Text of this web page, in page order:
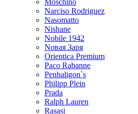
Narciso Rodriguez
Nasomatto
Nishane
Nobile 1942
Nовая Заря
Orientica Premium
Paco Rabanne
Penhaligon`s
Philipp Plein
Prada
Ralph Lauren
Rasasi